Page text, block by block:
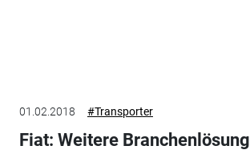
01.02.2018 #Transporter
Fiat: Weitere Branchenlösung